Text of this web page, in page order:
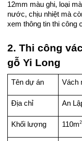
12mm màu ghi, loại
nước, chịu nhiệt mà
xem thông tin thi công
2. Thi công
gỗ Yi Long
Tên dự án Vách
Địa chỉ An
Khối lượng 110m2